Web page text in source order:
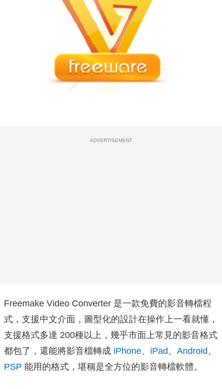
ADVERTISEMENT
Freemake Video Converter 是一款免費的影音轉檔程
式，支援中文介面，圖型化的設計在操作上一看就懂，
支援格式多達 200種以上，幾乎市面上常見的影音格式
都包了，還能將影音檔轉成 iPhone、 iPad、 Android、
PSP 能用的格式，堪稱是全方位的影音轉檔軟體。